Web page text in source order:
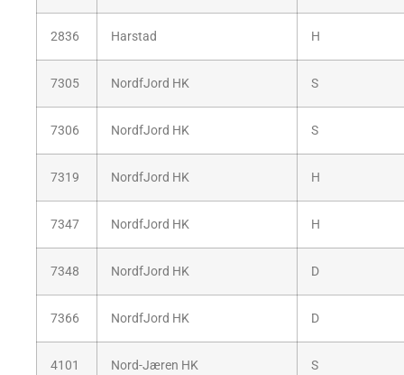
2836 Harstad H
7305 NordfJord HK S
7306 NordfJord HK S
7319 NordfJord HK H
7347 NordfJord HK H
7348 NordfJord HK D
7366 NordfJord HK D
4101 Nord-Jæren HK S